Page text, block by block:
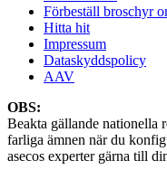
Förbeställ broschyr
Hitta hit
Impressum
Dataskyddspolicy
AAV
OBS:
Beakta gällande nationella
farliga ämnen när du
asecos experter gärna till